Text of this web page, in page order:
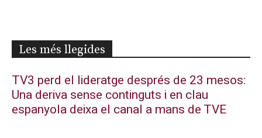
Les més llegides
TV3 perd el lideratge després de 23 mesos:
Una deriva sense continguts i en clau
espanyola deixa el canal a mans de TVE